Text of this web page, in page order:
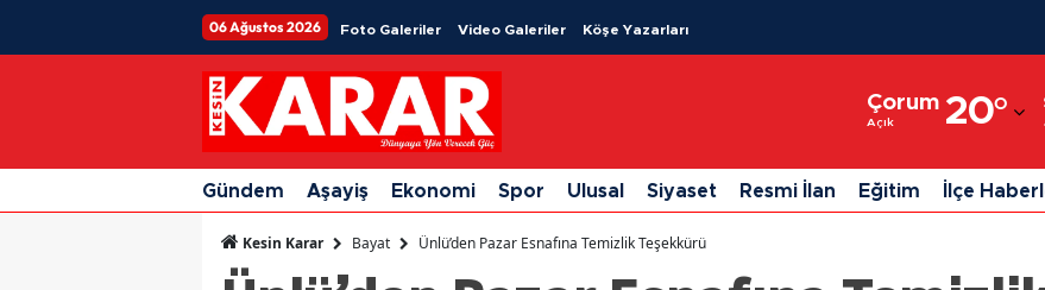
06 Ağustos 2026 Foto Galeriler Video Galeriler Köşe Yazarları
Çorum
Açık 20°
Adıyaman
Afyonkarahisar
Ağrı
Gündem Aşayiş Ekonomi Spor Ulusal Siyaset Resmi İlan Eğitim İlçe
Kesin Karar Bayat Ünlü’den Pazar Esnafına Temizlik Teşekkürü